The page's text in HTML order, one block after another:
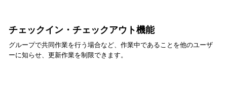
チェックイン・チェックアウト機能
グループで共同作業を行う場合など、作業中であることを他のユーザ
ーに知らせ、更新作業を制限できます。